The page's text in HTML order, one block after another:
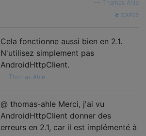
Thomas Ahle
source
Cela fonctionne aussi bien en 2.1.
N'utilisez simplement pas
AndroidHttpClient.
Thomas Ahle
@ thomas-ahle Merci, j'ai vu
AndroidHttpClient donner des
erreurs en 2.1, car il est implémenté à